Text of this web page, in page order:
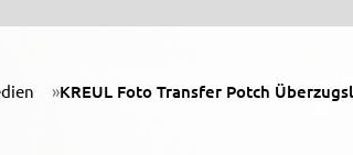
KREUL Foto Transfer Potch